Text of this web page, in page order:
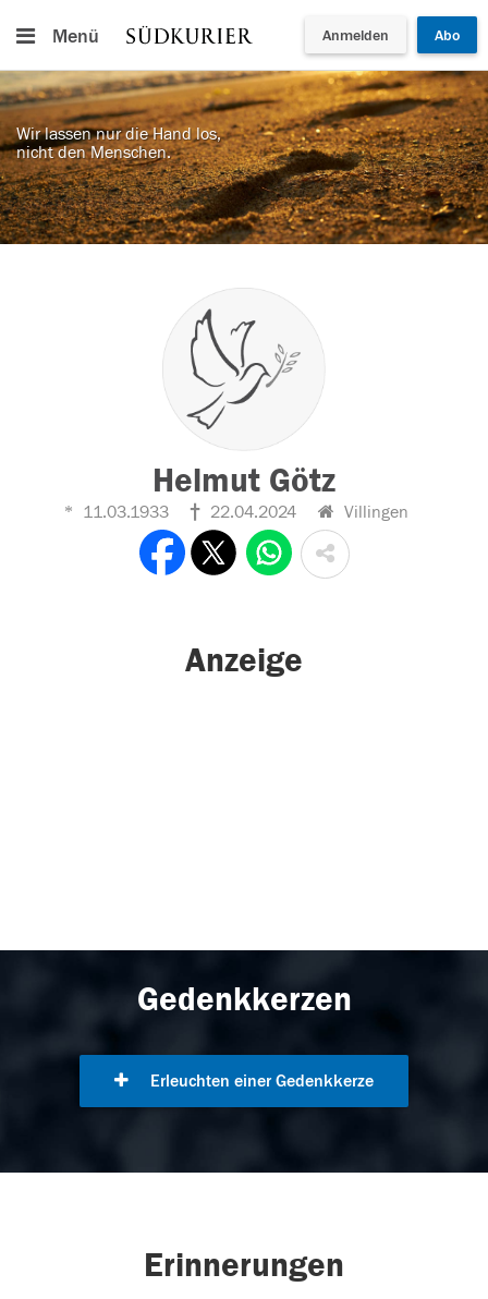
Menü Anmelden Abo
Wir lassen nur die Hand los,
nicht den Menschen.
Helmut Götz
11.03.1933 22.04.2024 Villingen
Anzeige
Gedenkkerzen
Erleuchten einer Gedenkkerze
Erinnerungen